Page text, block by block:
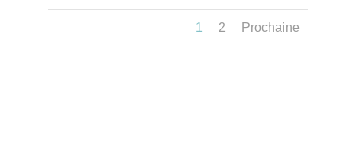
1 2 Prochaine